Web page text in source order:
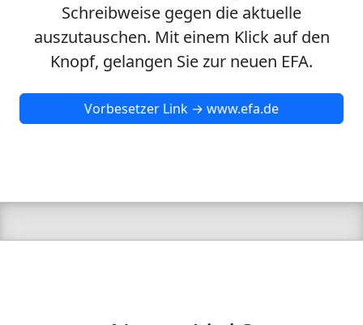
Schreibweise gegen die aktuelle
auszutauschen. Mit einem Klick auf den
Knopf, gelangen Sie zur neuen EFA.
Vorbesetzer Link → www.efa.de